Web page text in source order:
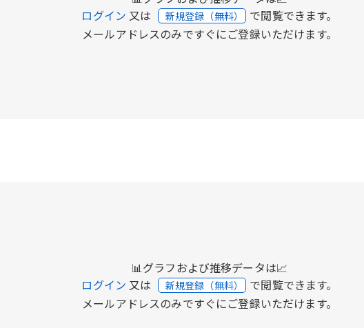
ログイン 又は 新規登録（無料） で閲覧できます。
メールアドレスのみですぐにご登録いただけます。
📊グラフおよび推移データは📈
ログイン 又は 新規登録（無料） で閲覧できます。
メールアドレスのみですぐにご登録いただけます。